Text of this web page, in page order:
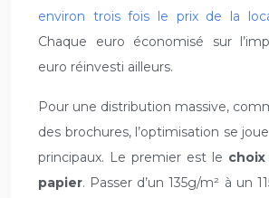
environ trois fois le prix de la
Chaque euro économisé sur
euro réinvesti ailleurs.
Pour une distribution massive,
des brochures, l’optimisation se
principaux. Le premier est le
papier. Passer d’un 135g/m² à un